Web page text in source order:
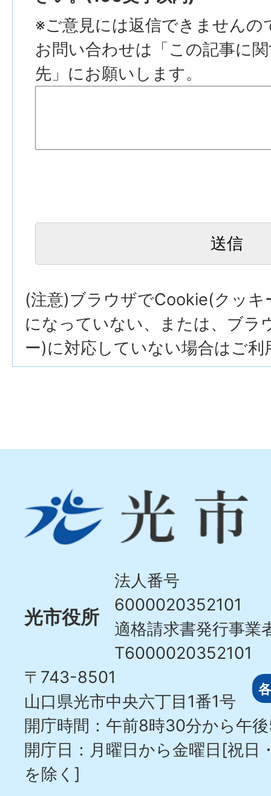
※ご意見には返信できませんの
お問い合わせは「この記事に
先」にお願いします。
(注意)ブラウザでCookie(クッキ
になっていない、または、ブラ
ー)に対応していない場合はご利
市
Hikari
光市役所
法人番号
6000020352101
適格請求書発行事業
T6000020352101
〒743-8501
山口県光市中央六丁目1番1号
開庁時間：午前8時30分から午
開庁日：月曜日から金曜日[祝日
を除く]